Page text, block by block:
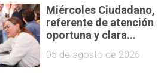
Miércoles Ciudadano,
referente de atención
oportuna y clara...
05 de agosto de 2026